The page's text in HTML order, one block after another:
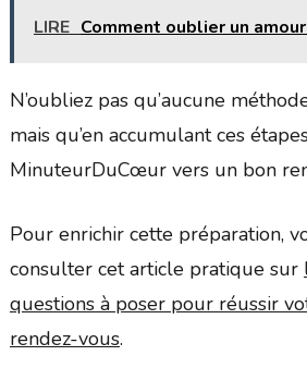
LIRE Comment oublier un
N’oubliez pas qu’aucune
mais qu’en accumulant ces
MinuteurDuCœur vers un bon
Pour enrichir cette préparation,
consulter cet article pratique sur
questions à poser pour réussir
rendez-vous.